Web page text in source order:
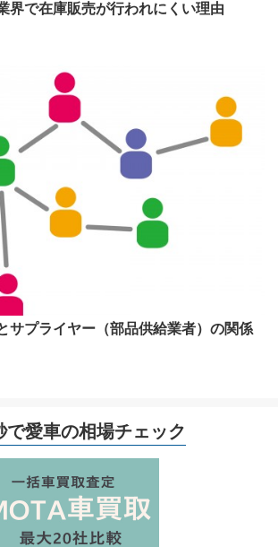
界で在庫販売が行われにくい理由
サプライヤー（部品供給業者）の関係
で愛車の相場チェック